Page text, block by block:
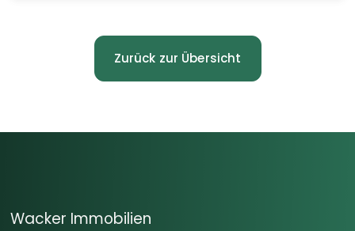
Zurück zur Übersicht
Wacker Immobilien